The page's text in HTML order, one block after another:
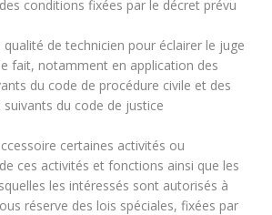
conditions fixées par le décret prévu
qualité de technicien pour éclairer le juge
fait, notamment en application des
du code de procédure civile et des
suivants du code de justice
certaines activités ou
ces activités et fonctions ainsi que les
les intéressés sont autorisés à
réserve des lois spéciales, fixées par